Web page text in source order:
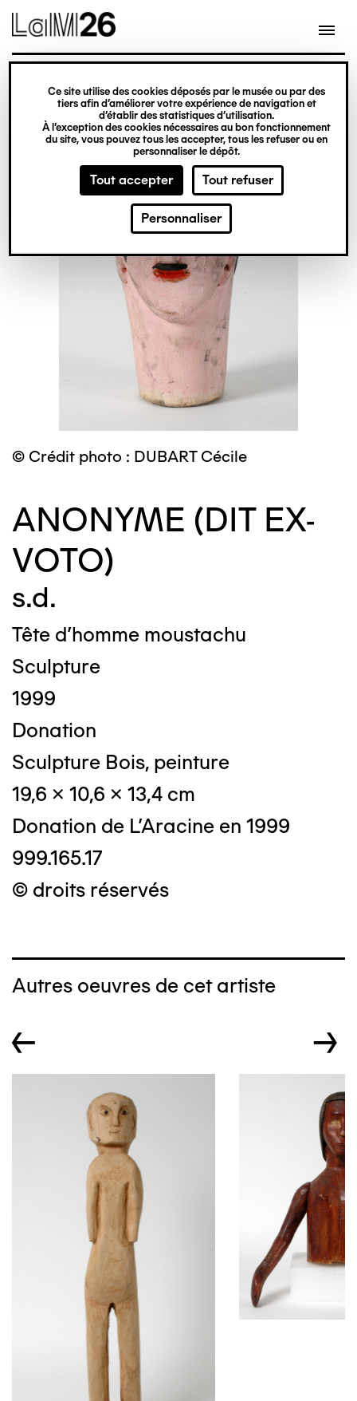
Gestion des cookies
Ce site utilise des cookies déposés par le musée ou par des
tiers afin d’améliorer votre expérience de navigation et
d’établir des statistiques d’utilisation.
À l’exception des cookies nécessaires au bon fonctionnement
du site, vous pouvez tous les accepter, tous les refuser ou en
personnaliser le dépôt.
Tout accepter Tout refuser
Personnaliser
contenu
© Crédit photo : DUBART Cécile
ANONYME (DIT EX-
VOTO)
s.d.
Tête d'homme moustachu
Sculpture
1999
Donation
Sculpture Bois, peinture
19,6 x 10,6 x 13,4 cm
Donation de L'Aracine en 1999
999.165.17
© droits réservés
Autres oeuvres de cet artiste
← →